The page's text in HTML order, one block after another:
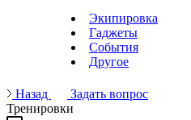
Экипировка
Гаджеты
События
Другое
Назад
Задать вопрос
Тренировки